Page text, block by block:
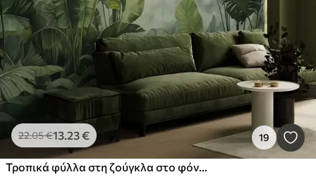
22.05€13.23€ 19
Τροπικά φύλλα στη ζούγκλα στο φόντο της ομίχλης υγρή υδατογραφία